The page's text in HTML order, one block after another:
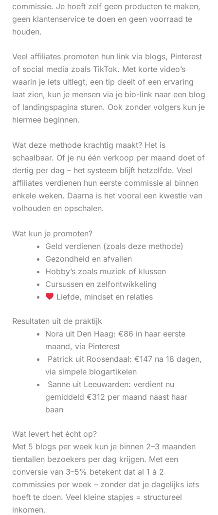
commissie. Je hoeft zelf geen producten te maken,
geen klantenservice te doen en geen voorraad te
houden.
Veel affiliates promoten hun link via blogs, Pinterest
of social media zoals TikTok. Met korte video’s
waarin je iets uitlegt, een tip deelt of een ervaring
laat zien, kun je mensen via je bio-link naar een blog
of landingspagina sturen. Ook zonder volgers kun je
hiermee beginnen.
Wat deze methode krachtig maakt? Het is
schaalbaar. Of je nu één verkoop per maand doet of
dertig per dag – het systeem blijft hetzelfde. Veel
affiliates verdienen hun eerste commissie al binnen
enkele weken. Daarna is het vooral een kwestie van
volhouden en opschalen.
Wat kun je promoten?
Geld verdienen (zoals deze methode)
Gezondheid en afvallen
Hobby’s zoals muziek of klussen
Cursussen en zelfontwikkeling
Liefde, mindset en relaties
Resultaten uit de praktijk
Nora uit Den Haag: €86 in haar eerste
maand, via Pinterest
‍ Patrick uit Roosendaal: €147 na 18 dagen,
via simpele blogartikelen
‍ Sanne uit Leeuwarden: verdient nu
gemiddeld €312 per maand naast haar
baan
Wat levert het écht op?
Met 5 blogs per week kun je binnen 2–3 maanden
tientallen bezoekers per dag krijgen. Met een
conversie van 3–5% betekent dat al 1 à 2
commissies per week – zonder dat je dagelijks iets
hoeft te doen. Veel kleine stapjes = structureel
inkomen.